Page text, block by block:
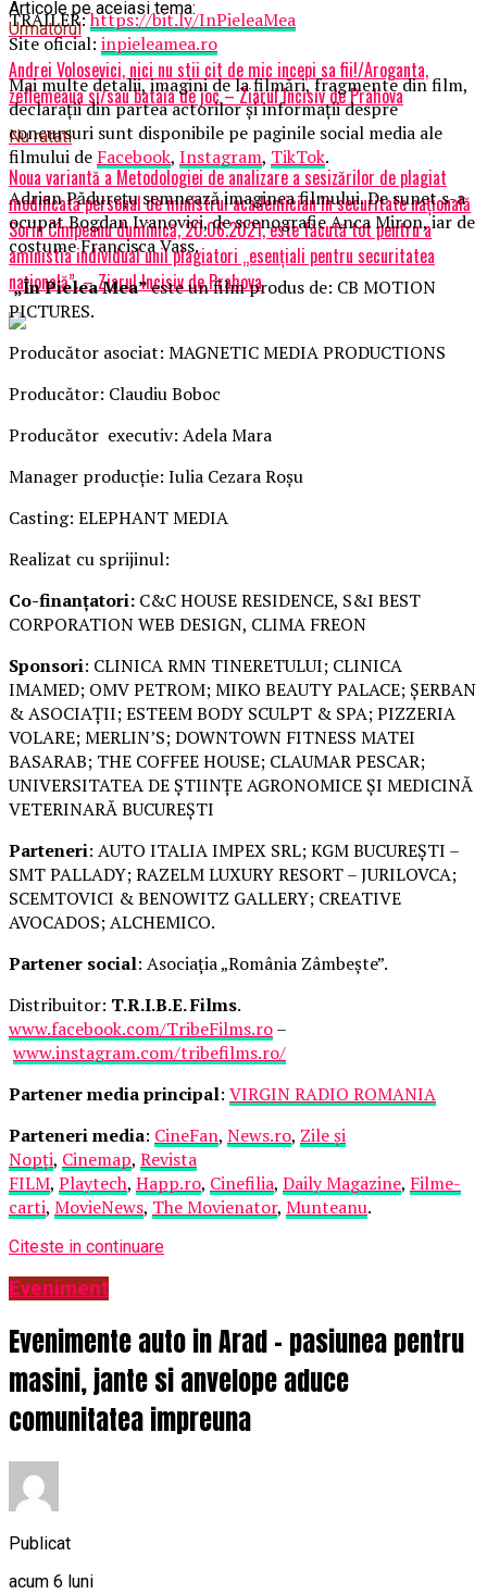
Articole pe aceiasi tema:
Urmatorul
Andrei Volosevici, nici nu stii cit de mic incepi sa fii!/Aroganta,
zeflemeaua si/sau bataia de joc – Ziarul Incisiv de Prahova
Nu ratati
Noua variantă a Metodologiei de analizare a sesizărilor de plagiat
modificată personal de ministrul academician în securitate națională
Sorin Cîmpeanu duminică, 20.06.2021, este făcută tot pentru a
aministia individual unii plagiatori „esențiali pentru securitatea
națională”. – Ziarul Incisiv de Prahova
TRAILER:https://bit.ly/InPieleaMea
Site oficial: inpieleamea.ro
Mai multe detalii, imagini de la filmări, fragmente din film,
declarații din partea actorilor și informații despre
concursuri sunt disponibile pe paginile social media ale
filmului de Facebook, Instagram, TikTok.
Adrian Pădurețu semnează imaginea filmului. De sunet s-a
ocupat Bogdan Ivanovici, de scenografie Anca Miron, iar de
costume Francisca Vass.
„În Pielea Mea”este un film produs de: CB MOTION
PICTURES.
Producător asociat: MAGNETIC MEDIA PRODUCTIONS
Producător: Claudiu Boboc
Producător executiv: Adela Mara
Manager producție: Iulia Cezara Roșu
Casting: ELEPHANT MEDIA
Realizat cu sprijinul:
Co-finanțatori: C&C HOUSE RESIDENCE, S&I BEST
CORPORATION WEB DESIGN, CLIMA FREON
Sponsori: CLINICA RMN TINERETULUI; CLINICA
IMAMED; OMV PETROM; MIKO BEAUTY PALACE; ȘERBAN
& ASOCIAȚII; ESTEEM BODY SCULPT & SPA; PIZZERIA
VOLARE; MERLIN’S; DOWNTOWN FITNESS MATEI
BASARAB; THE COFFEE HOUSE; CLAUMAR PESCAR;
UNIVERSITATEA DE ȘTIINȚE AGRONOMICE ȘI MEDICINĂ
VETERINARĂ BUCUREȘTI
Parteneri: AUTO ITALIA IMPEX SRL; KGM BUCUREȘTI –
SMT PALLADY; RAZELM LUXURY RESORT – JURILOVCA;
SCEMTOVICI & BENOWITZ GALLERY; CREATIVE
AVOCADOS; ALCHEMICO.
Partener social: Asociația „România Zâmbește”.
Distribuitor: T.R.I.B.E. Films.
www.facebook.com/TribeFilms.ro–
www.instagram.com/tribefilms.ro/
Partener media principal: VIRGIN RADIO ROMANIA
Parteneri media: CineFan, News.ro, Zile și
Nopți, Cinemap, Revista
FILM, Playtech, Happ.ro, Cinefilia, Daily Magazine, Filme-
carti, MovieNews, The Movienator, Munteanu.
Citeste in continuare
Eveniment
Evenimente auto in Arad – pasiunea pentru
masini, jante si anvelope aduce
comunitatea impreuna
Publicat
acum 6 luni